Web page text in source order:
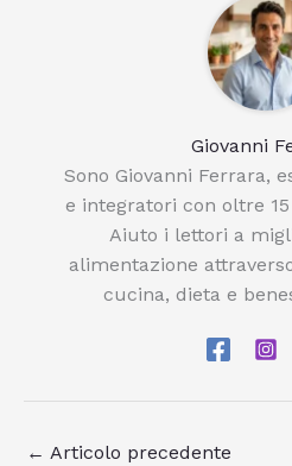
Giovanni
Sono Giovanni Ferrara,
e integratori con oltre
Aiuto i lettori a
alimentazione
cucina, dieta e
← Articolo precedente